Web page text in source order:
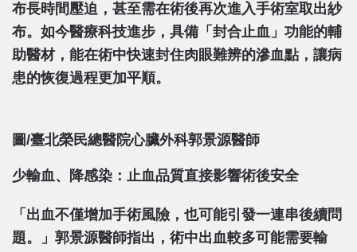
布長時間壓迫，甚至需在術後再次進入手術室取出紗
布。如今醫療科技進步，具備「封合止血」功能的輔
助醫材，能在術中快速封住肉眼難辨的滲血點，讓病
患的恢復過程更加平順。
圖/臺北榮民總醫院心臟外科郭景源醫師
少輸血、降感染：止血品質直接影響術後安全
「出血不僅增加手術風險，也可能引發一連串後續問
題。」郭景源醫師指出，術中出血較多可能需要輸